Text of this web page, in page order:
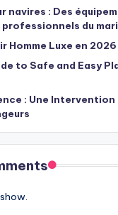
navires : Des
du
Homme Luxe en 2026
to Safe and Easy
: Une Intervention